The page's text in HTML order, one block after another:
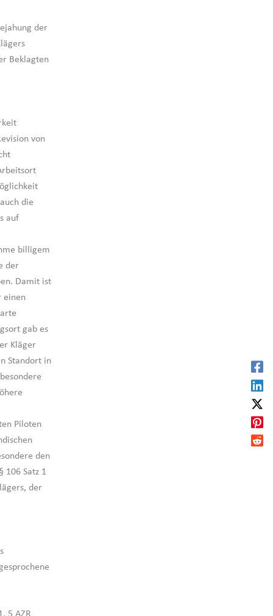
der
Beklagten
von
die
auf
billigem
der
Damit ist
einen
gab es
Kläger
Standort in
Piloten
den
106 Satz 1
der